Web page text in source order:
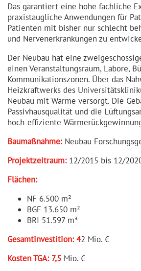
Das garantiert eine hohe fachliche
praxis­taugliche Anwendungen für
Patienten mit bisher nur schlecht
und Nerven­er­kran­kungen zu
Der Neubau hat eine
einen Veranstal­tungsraum, Labore,
Kommuni­ka­ti­onszonen. Über das
Heizkraftwerks des
Neubau mit Wärme versorgt. Die
Passiv­haus­qualität und die
hoch-effiziente
Baumaßnahme: Neubau
Projekt­zeitraum: 12/2015 bis 12/
Flächen:
NF 6.500 m²
BGF 13.650 m²
BRI 51.597 m³
Gesamt­in­ves­tition: 42 Mio. €
Kosten TGA: 7,5 Mio. €